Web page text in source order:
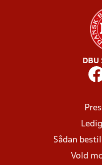
Sådan
Vold